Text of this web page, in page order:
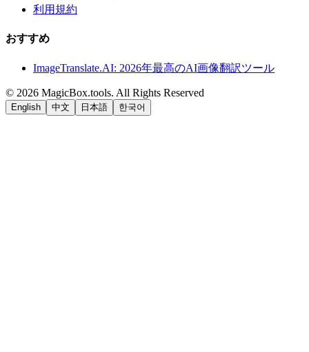
利用規約
おすすめ
ImageTranslate.AI: 2026年最高のAI画像翻訳ツール
© 2026 MagicBox.tools. All Rights Reserved
English 中文 日本語 한국어